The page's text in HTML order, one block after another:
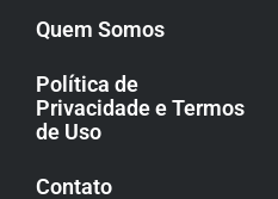
Quem Somos
Política de
Privacidade e Termos
de Uso
Contato